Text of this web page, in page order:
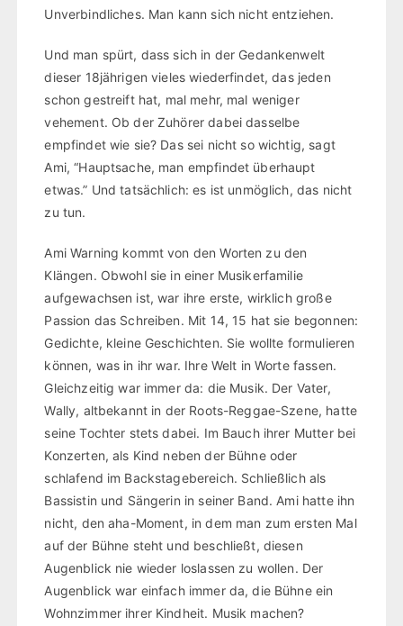
Unverbindliches. Man kann sich nicht entziehen.
Und man spürt, dass sich in der Gedankenwelt
dieser 18jährigen vieles wiederfindet, das jeden
schon gestreift hat, mal mehr, mal weniger
vehement. Ob der Zuhörer dabei dasselbe
empfindet wie sie? Das sei nicht so wichtig, sagt
Ami, “Hauptsache, man empfindet überhaupt
etwas.” Und tatsächlich: es ist unmöglich, das nicht
zu tun.
Ami Warning kommt von den Worten zu den
Klängen. Obwohl sie in einer Musikerfamilie
aufgewachsen ist, war ihre erste, wirklich große
Passion das Schreiben. Mit 14, 15 hat sie begonnen:
Gedichte, kleine Geschichten. Sie wollte formulieren
können, was in ihr war. Ihre Welt in Worte fassen.
Gleichzeitig war immer da: die Musik. Der Vater,
Wally, altbekannt in der Roots-Reggae-Szene, hatte
seine Tochter stets dabei. Im Bauch ihrer Mutter bei
Konzerten, als Kind neben der Bühne oder
schlafend im Backstagebereich. Schließlich als
Bassistin und Sängerin in seiner Band. Ami hatte ihn
nicht, den aha-Moment, in dem man zum ersten Mal
auf der Bühne steht und beschließt, diesen
Augenblick nie wieder loslassen zu wollen. Der
Augenblick war einfach immer da, die Bühne ein
Wohnzimmer ihrer Kindheit. Musik machen?